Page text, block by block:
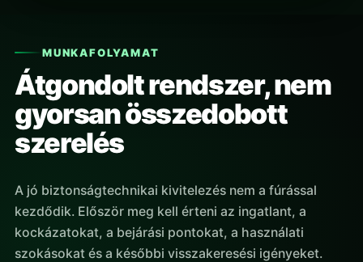
MUNKAFOLYAMAT
Átgondolt rendszer, nem
gyorsan összedobott
szerelés
A jó biztonságtechnikai kivitelezés nem a fúrással
kezdődik. Először meg kell érteni az ingatlant, a
kockázatokat, a bejárási pontokat, a használati
szokásokat és a későbbi visszakeresési igényeket.